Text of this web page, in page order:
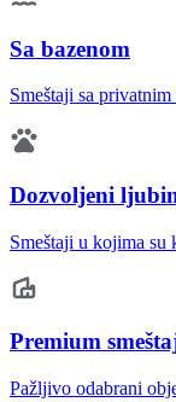
Sa bazenom
Smeštaji sa
Dozvoljeni
Smeštaji u kojima
Premium
Pažljivo odabrani